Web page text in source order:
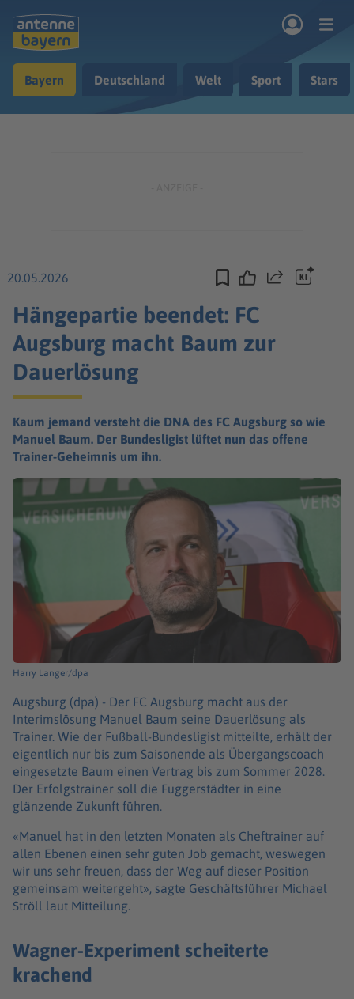
Musik & Radio
Bayern Deutschland Welt Sport Stars
20.05.2026 Teilen
Hängepartie beendet: FC
Augsburg macht Baum zur
Dauerlösung
Kaum jemand versteht die DNA des FC Augsburg so wie
Manuel Baum. Der Bundesligist lüftet nun das offene
Trainer-Geheimnis um ihn.
Harry Langer/dpa
Augsburg (dpa) - Der FC Augsburg macht aus der
Interimslösung Manuel Baum seine Dauerlösung als
Trainer. Wie der Fußball-Bundesligist mitteilte, erhält der
eigentlich nur bis zum Saisonende als Übergangscoach
eingesetzte Baum einen Vertrag bis zum Sommer 2028.
Der Erfolgstrainer soll die Fuggerstädter in eine
glänzende Zukunft führen.
«Manuel hat in den letzten Monaten als Cheftrainer auf
allen Ebenen einen sehr guten Job gemacht, weswegen
wir uns sehr freuen, dass der Weg auf dieser Position
gemeinsam weitergeht», sagte Geschäftsführer Michael
Ströll laut Mitteilung.
Wagner-Experiment scheiterte
krachend